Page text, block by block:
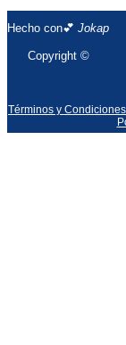
Hecho con💕 Jokap
Copyright ©
Términos y